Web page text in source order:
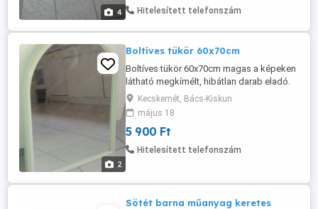
4 Hitelesített telefonszám
2
Boltíves tükör 60x70cm
Boltíves tükör 60x70cm magas a képeken
látható megkímélt, hibátlan darab eladó.
Kecskemét, Bács-Kiskun
május 18
5 900 Ft
Hitelesített telefonszám
Sötét barna műanyag keretes